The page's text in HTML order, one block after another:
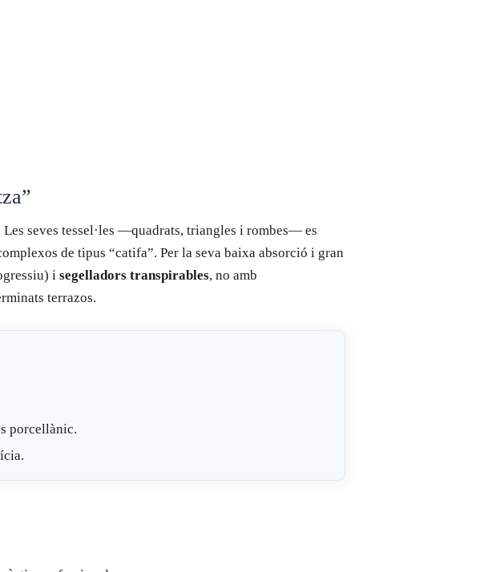
seves tessel·les —quadrats, triangles i rombes— es
de tipus “catifa”. Per la seva baixa absorció i gran
i segelladors transpirables, no amb
terrazos.
porcellànic.